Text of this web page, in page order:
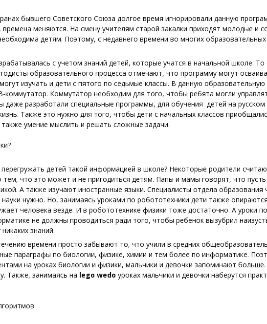
бывшего Советского Союза долгое время игнорировали данную
меняются. На смену учителям старой закалки приходят молодые и
детям. Поэтому, с недавнего времени во многих
с учетом знаний детей, которые учатся в начальной школе.
образовательного процесса отмечают, что программу могут
могут изучать и дети с пятого по седьмые классы. В данную
коммутатор. Коммутатор необходим для того, чтобы ребята могли
даже разработали специальные программы, для обучения детей на
Также это нужно для того, чтобы дети с начальных классов
умение мыслить и решать сложные задачи.
детей такой информацией в школе? Некоторые родители
что это может и не пригодиться детям. Папы и мамы говорят, что
А также изучают иностранные языки. Специалисты отдела образования
нужно. Но, занимаясь уроками по робототехники дети также
человека везде. И в робототехнике физики тоже достаточно. А уроки по
не должны проводиться ради того, чтобы ребенок вызубрил
знаний.
времени просто забывают то, что учили в средних
параграфы по биологии, физике, химии и тем более по информатике.
на уроках биологии и физики, мальчики и девочки запоминают
Также, занимаясь на lego wedo уроках мальчики и девочки наберутся